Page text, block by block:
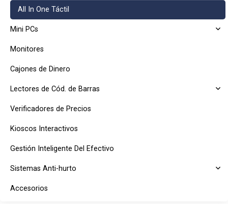
All In One Táctil
Mini PCs
Monitores
Cajones de Dinero
Lectores de Cód. de Barras
Verificadores de Precios
Kioscos Interactivos
Gestión Inteligente Del Efectivo
Sistemas Anti-hurto
Accesorios